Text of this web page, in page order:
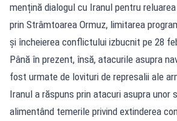
mențină dialogul cu Iranul pentru
prin Strâmtoarea Ormuz, limitarea
și încheierea conflictului izbucnit pe 28
Până în prezent, însă, atacurile asupra
fost urmate de lovituri de represalii ale
Iranul a răspuns prin atacuri asupra unor
alimentând temerile privind extinderea